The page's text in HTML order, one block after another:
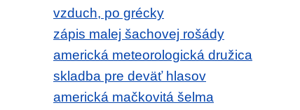
vzduch, po grécky
zápis malej šachovej rošády
americká meteorologická družica
skladba pre deväť hlasov
americká mačkovitá šelma